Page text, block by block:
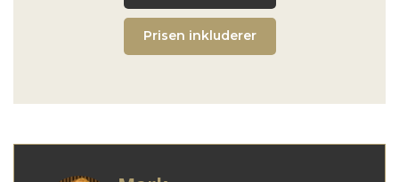
Prisen inkluderer